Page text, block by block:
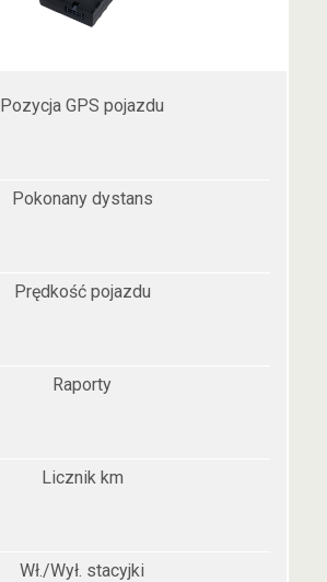
Pozycja GPS pojazdu
Pokonany dystans
Prędkość pojazdu
Raporty
Licznik km
Wł./Wył. stacyjki